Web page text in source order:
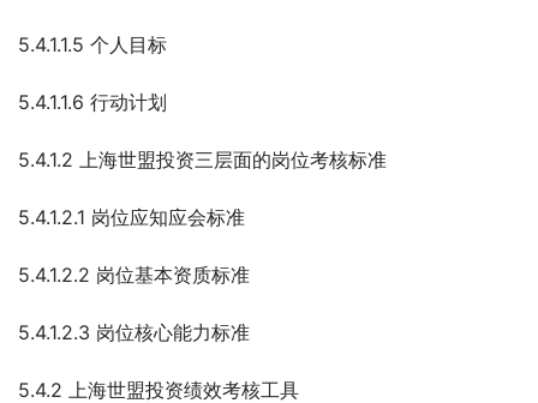
5.4.1.1.5 个人目标
5.4.1.1.6 行动计划
5.4.1.2 上海世盟投资三层面的岗位考核标准
5.4.1.2.1 岗位应知应会标准
5.4.1.2.2 岗位基本资质标准
5.4.1.2.3 岗位核心能力标准
5.4.2 上海世盟投资绩效考核工具